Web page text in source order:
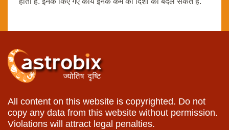
All content on this website is copyrighted. Do not
copy any data from this website without permission.
Violations will attract legal penalties.